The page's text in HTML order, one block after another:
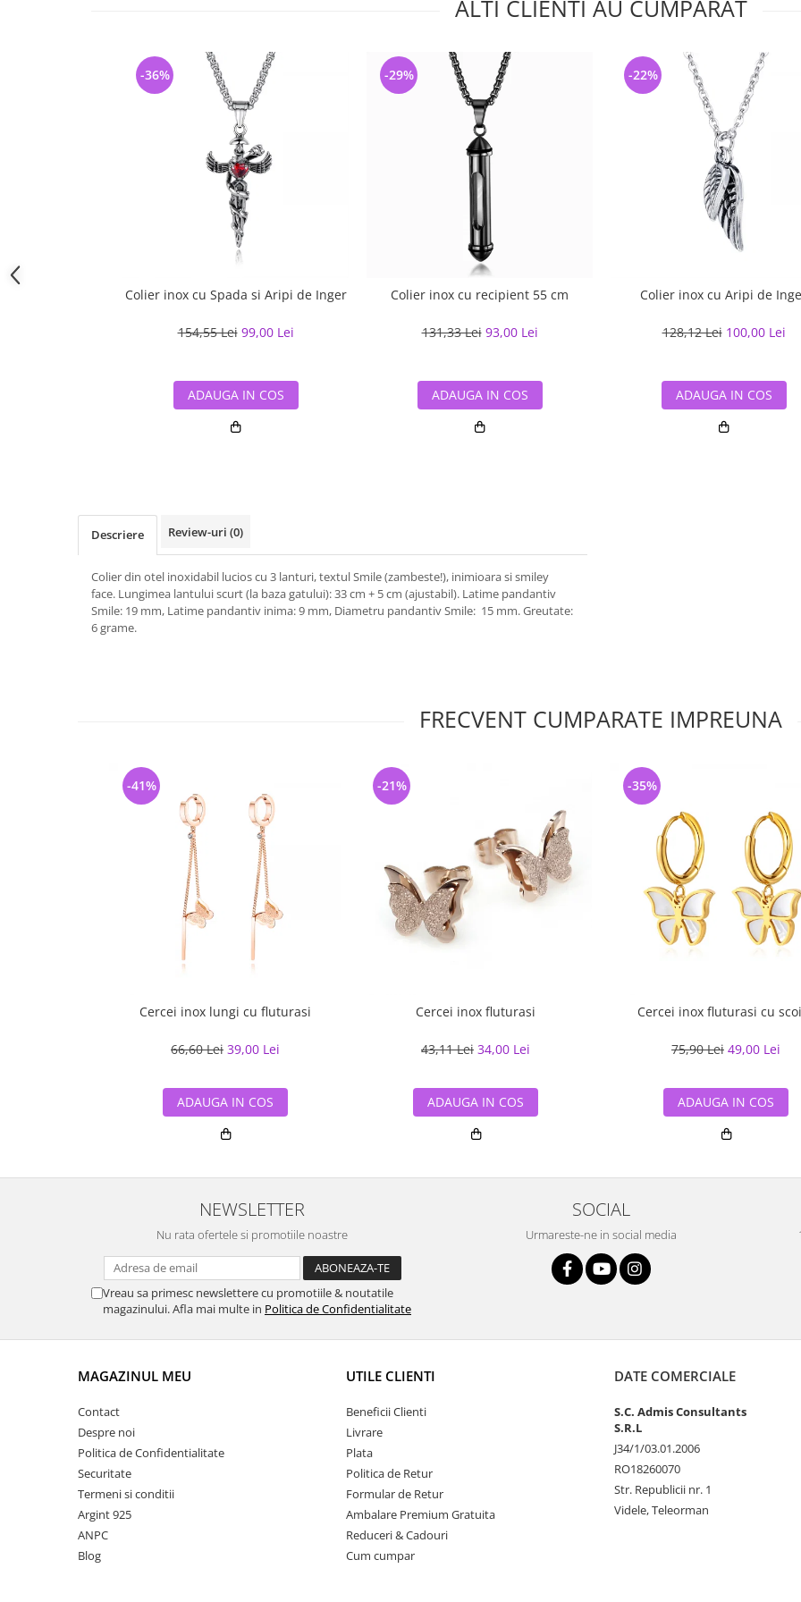
ALTI CLIENTI AU CUMPARAT
Colier inox cu Spada si Aripi de Inger
154,55 Lei 99,00 Lei
-36%
ADAUGA IN COS
Colier inox cu recipient 55 cm
131,33 Lei 93,00 Lei
-29%
ADAUGA IN COS
Colier inox cu Aripi de
128,12 Lei 100,00 Lei
-22%
ADAUGA IN COS
Descriere Review-uri (0)
Colier din otel inoxidabil lucios cu 3 lanturi, textul Smile (zambeste!), inimioara si smiley
face. Lungimea lantului scurt (la baza gatului): 33 cm + 5 cm (ajustabil). Latime pandantiv
Smile: 19 mm, Latime pandantiv inima: 9 mm, Diametru pandantiv Smile: 15 mm. Greutate:
6 grame.
FRECVENT CUMPARATE IMPREUNA
Cercei inox lungi cu fluturasi
66,60 Lei 39,00 Lei
-41%
ADAUGA IN COS
Cercei inox fluturasi
43,11 Lei 34,00 Lei
-21%
ADAUGA IN COS
Cercei inox fluturasi cu
75,90 Lei 49,00 Lei
-35%
ADAUGA IN COS
NEWSLETTER
Nu rata ofertele si promotiile noastre
Vreau sa primesc newslettere cu promotiile & noutatile
magazinului. Afla mai multe in Politica de Confidentialitate
SOCIAL
Urmareste-ne in social media
MAGAZINUL MEU
Contact
Despre noi
Politica de Confidentialitate
Securitate
Termeni si conditii
Argint 925
ANPC
Blog
UTILE CLIENTI
Beneficii Clienti
Livrare
Plata
Politica de Retur
Formular de Retur
Ambalare Premium Gratuita
Reduceri & Cadouri
Cum cumpar
DATE COMERCIALE
S.C. Admis Consultants
S.R.L
J34/1/03.01.2006
RO18260070
Str. Republicii nr. 1
Videle, Teleorman